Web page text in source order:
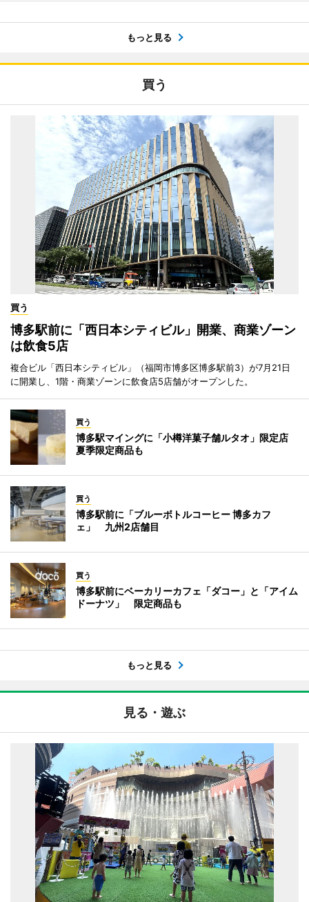
もっと見る
買う
買う
博多駅前に「西日本シティビル」開業、商業ゾーン
は飲食5店
複合ビル「西日本シティビル」（福岡市博多区博多駅前3）が7月21日
に開業し、1階・商業ゾーンに飲食店5店舗がオープンした。
買う
博多駅マイングに「小樽洋菓子舗ルタオ」限定店
夏季限定商品も
買う
博多駅前に「ブルーボトルコーヒー 博多カフ
ェ」 九州2店舗目
買う
博多駅前にベーカリーカフェ「ダコー」と「アイム
ドーナツ」 限定商品も
もっと見る
見る・遊ぶ